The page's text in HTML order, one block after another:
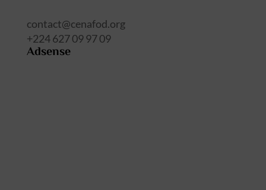
contact@cenafod.org
+224 627 09 97 09
Adsense